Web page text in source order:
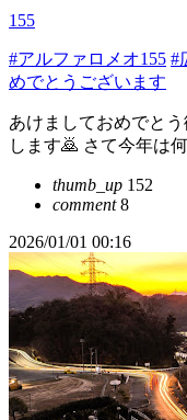
155
#アルファロメオ155 #
めでとうございます
あけましておめでと
します🙇 さて今年は
thumb_up 152
comment8
2026/01/01 00:16